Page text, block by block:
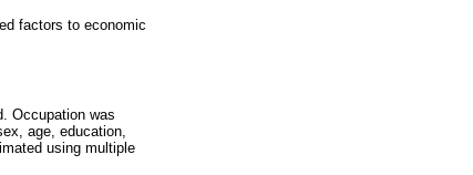
factors to economic
Occupation was
age, education,
using multiple